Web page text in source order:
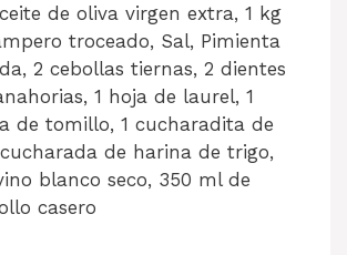
de oliva virgen extra, 1 kg
troceado, Sal, Pimienta
2 cebollas tiernas, 2 dientes
1 hoja de laurel, 1
de tomillo, 1 cucharadita de
de harina de trigo,
blanco seco, 350 ml de
casero